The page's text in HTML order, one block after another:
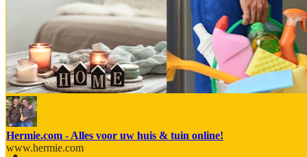
Hermie.com - Alles voor uw huis & tuin online!
www.hermie.com